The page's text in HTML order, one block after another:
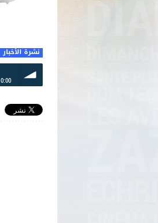
نشرة الأخبار
0:00
volume